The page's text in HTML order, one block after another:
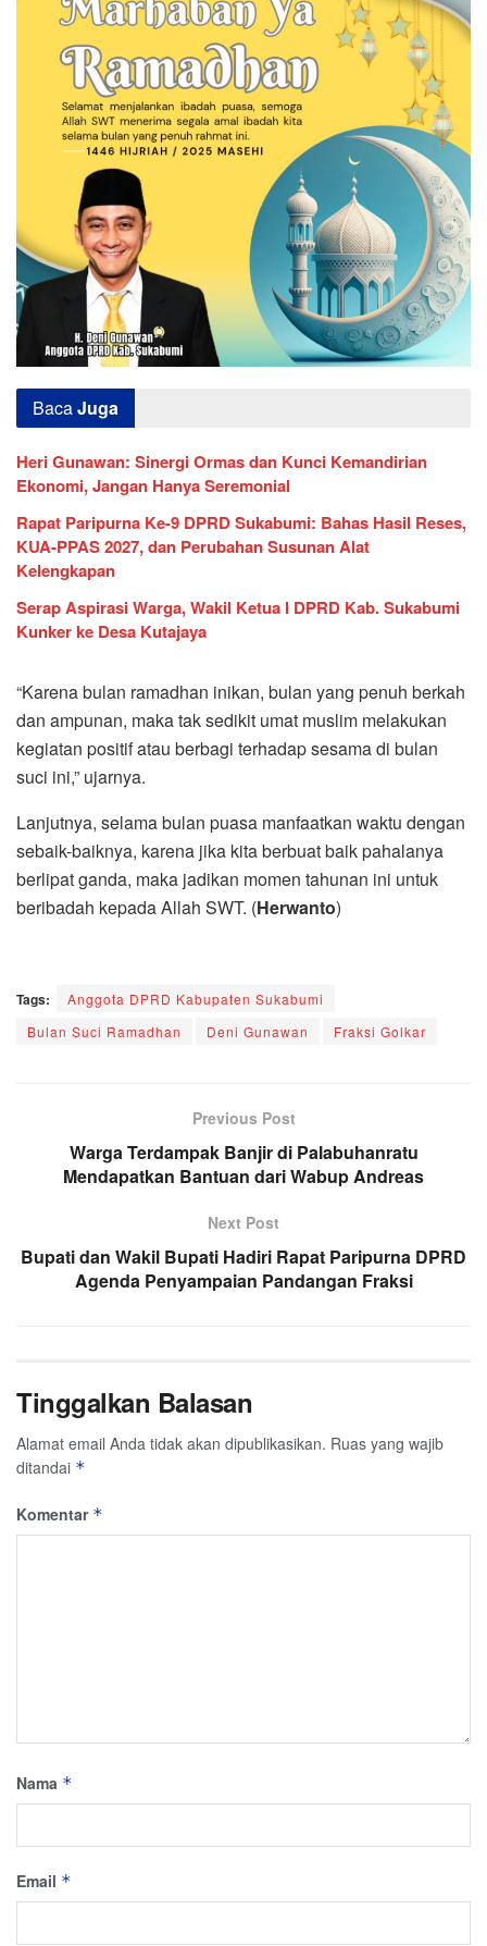
BacaJuga
Heri Gunawan: Sinergi Ormas dan Kunci Kemandirian
Ekonomi, Jangan Hanya Seremonial
Rapat Paripurna Ke-9 DPRD Sukabumi: Bahas Hasil Reses,
KUA-PPAS 2027, dan Perubahan Susunan Alat
Kelengkapan
Serap Aspirasi Warga, Wakil Ketua I DPRD Kab. Sukabumi
Kunker ke Desa Kutajaya
“Karena bulan ramadhan inikan, bulan yang penuh berkah
dan ampunan, maka tak sedikit umat muslim melakukan
kegiatan positif atau berbagi terhadap sesama di bulan
suci ini,” ujarnya.
Lanjutnya, selama bulan puasa manfaatkan waktu dengan
sebaik-baiknya, karena jika kita berbuat baik pahalanya
berlipat ganda, maka jadikan momen tahunan ini untuk
beribadah kepada Allah SWT. (Herwanto)
Tags:
Anggota DPRD Kabupaten Sukabumi
Bulan Suci Ramadhan
Deni Gunawan Fraksi Golkar
Previous Post
Warga Terdampak Banjir di Palabuhanratu
Mendapatkan Bantuan dari Wabup Andreas
Next Post
Bupati dan Wakil Bupati Hadiri Rapat Paripurna DPRD
Agenda Penyampaian Pandangan Fraksi
Tinggalkan Balasan
Alamat email Anda tidak akan dipublikasikan. Ruas yang wajib
ditandai *
Komentar *
Nama *
Email *